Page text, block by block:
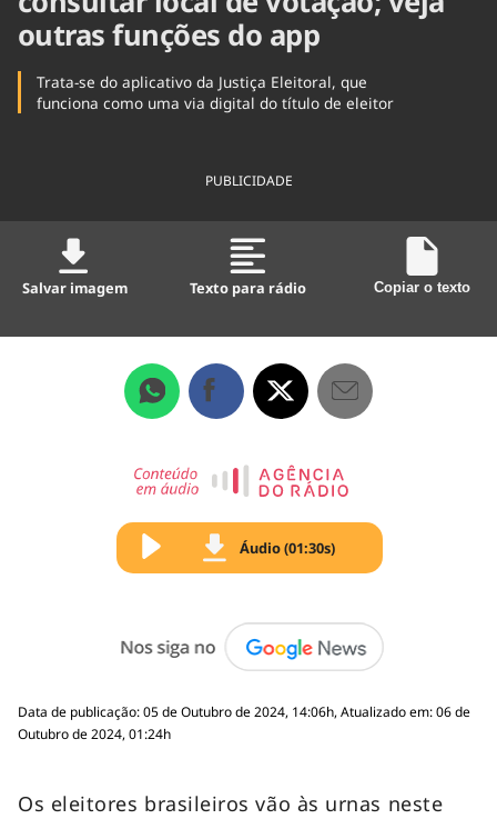
outras funções do app
Trata-se do aplicativo da Justiça Eleitoral, que
funciona como uma via digital do título de eleitor
PUBLICIDADE
Salvar imagem Texto para rádio Copiar o texto
Áudio (01:30s)
Data de publicação: 05 de Outubro de 2024, 14:06h, Atualizado em: 06 de
Outubro de 2024, 01:24h
Os eleitores brasileiros vão às urnas neste